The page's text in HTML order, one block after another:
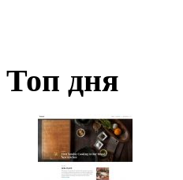
Топ дня